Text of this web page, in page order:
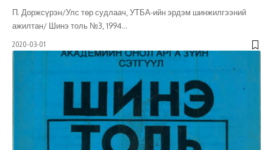
П. Доржсүрэн/Улс төр судлаач, УТБА-ийн эрдэм шинжилгээний
ажилтан/ Шинэ толь №3, 1994…
2020-03-01